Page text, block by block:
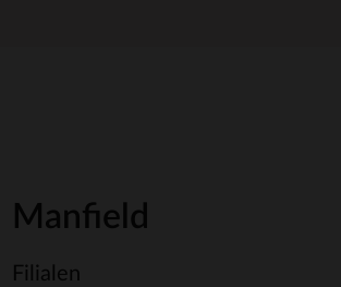
Manfield
Filialen